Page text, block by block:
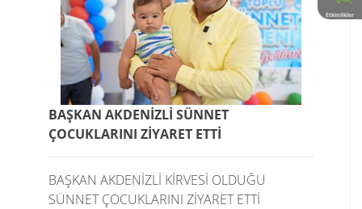
Etkinlikler
BAŞKAN AKDENİZLİ SÜNNET
ÇOCUKLARINI ZİYARET ETTİ
BAŞKAN AKDENİZLİ KİRVESİ OLDUĞU
SÜNNET ÇOCUKLARINI ZİYARET ETTİ